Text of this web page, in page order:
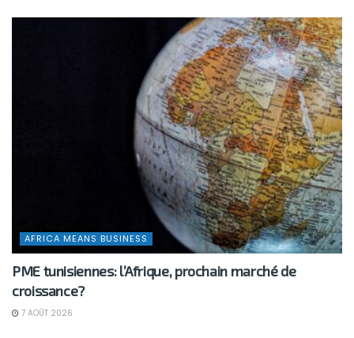
AFRICA MEANS BUSINESS
PME tunisiennes: l’Afrique, prochain marché de
croissance?
7 AOÛT 2026